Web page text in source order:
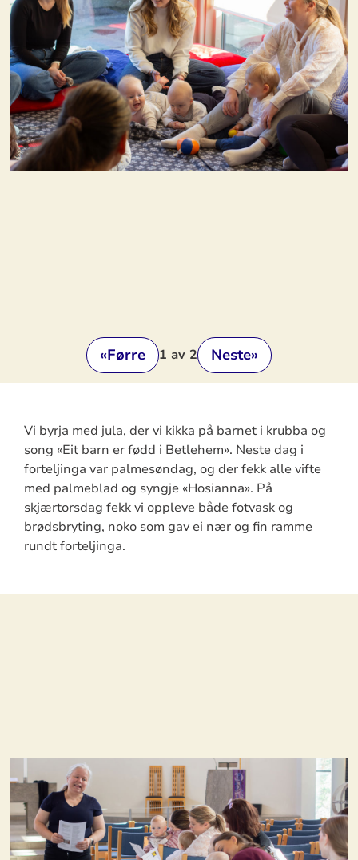
«Førre 1 av 2 Neste»
Vi byrja med jula, der vi kikka på barnet i krubba og
song «Eit barn er fødd i Betlehem». Neste dag i
forteljinga var palmesøndag, og der fekk alle vifte
med palmeblad og syngje «Hosianna». På
skjærtorsdag fekk vi oppleve både fotvask og
brødsbryting, noko som gav ei nær og fin ramme
rundt forteljinga.